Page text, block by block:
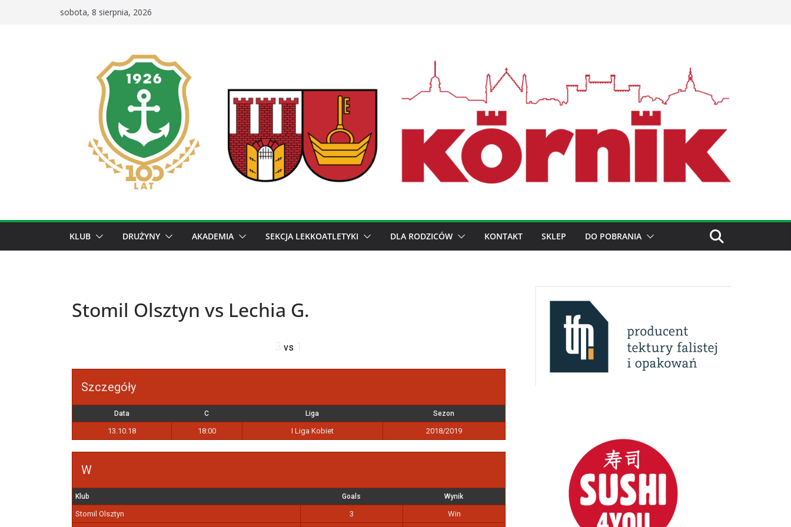
sobota, 8 sierpnia, 2026
KLUB DRUŻYNY AKADEMIA SEKCJA LEKKOATLETYKI DLA RODZICÓW KONTAKT SKLEP DO POBRANIA
Stomil Olsztyn vs Lechia G.
vs
Szczegóły
Data C Liga Sezon
13.10.18 18:00 I Liga Kobiet 2018/2019
W
Klub Goals Wynik
Stomil Olsztyn 3
Win